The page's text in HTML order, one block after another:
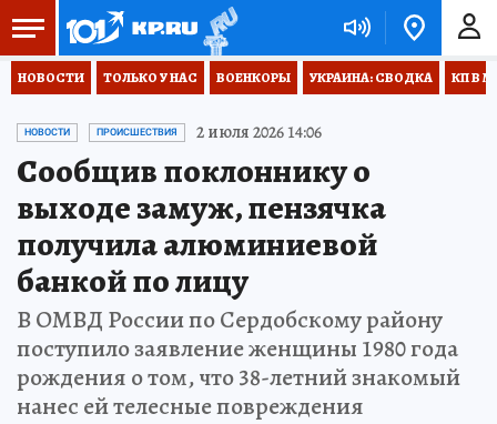
НОВОСТИ ТОЛЬКО У НАС ВОЕНКОРЫ УКРАИНА: СВОДКА КП В
НОВОСТИ ПРОИСШЕСТВИЯ 2 июля 2026 14:06
Сообщив поклоннику о
выходе замуж, пензячка
получила алюминиевой
банкой по лицу
В ОМВД России по Сердобскому району
поступило заявление женщины 1980 года
рождения о том, что 38-летний знакомый
нанес ей телесные повреждения